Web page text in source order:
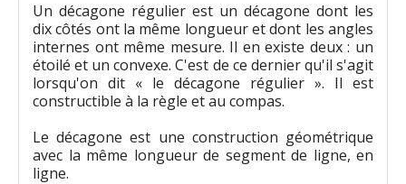
Un décagone régulier est un décagone dont les
dix côtés ont la même longueur et dont les angles
internes ont même mesure. Il en existe deux : un
étoilé et un convexe. C'est de ce dernier qu'il s'agit
lorsqu'on dit « le décagone régulier ». Il est
constructible à la règle et au compas.
Le décagone est une construction géométrique
avec la même longueur de segment de ligne, en
ligne.